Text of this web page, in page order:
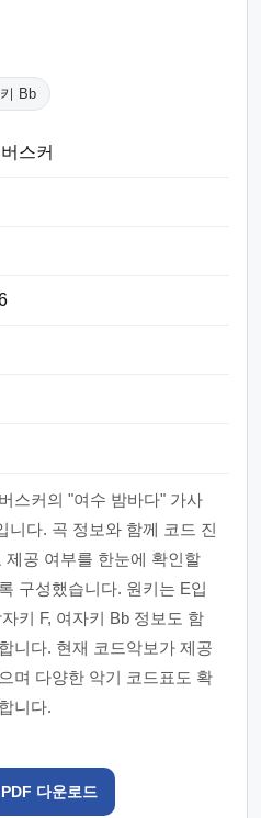
Bb
스커
스커의 "여수 밤바다" 가사
니다. 곡 정보와 함께 코드 진
제공 여부를 한눈에 확인할
구성했습니다. 원키는 E입
키 F, 여자키 Bb 정보도 함
니다. 현재 코드악보가 제공
며 다양한 악기 코드표도 확
니다.
다운로드